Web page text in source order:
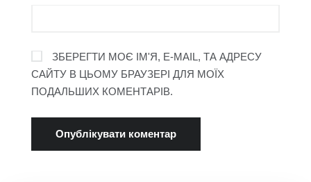
ЗБЕРЕГТИ МОЄ ІМ'Я, E-MAIL, ТА АДРЕСУ
САЙТУ В ЦЬОМУ БРАУЗЕРІ ДЛЯ МОЇХ
ПОДАЛЬШИХ КОМЕНТАРІВ.